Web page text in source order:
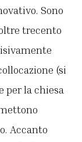
Sono
trecento
(si
per la chiesa
Accanto